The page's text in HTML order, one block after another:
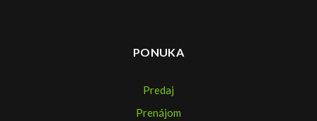
PONUKA
Predaj
Prenájom